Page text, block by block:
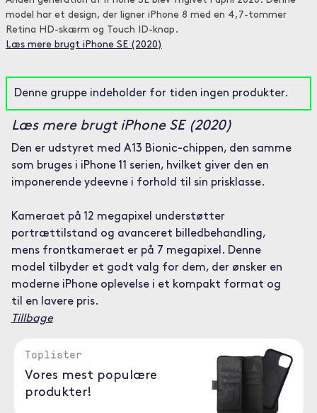
model har et design, der ligner iPhone 8 med en 4,7-tommer
Retina HD-skærm og Touch ID-knap.
Læs mere brugt iPhone SE (2020)
Denne gruppe indeholder for tiden ingen produkter.
Læs mere brugt iPhone SE (2020)
Den er udstyret med A13 Bionic-chippen, den samme
som bruges i iPhone 11 serien, hvilket giver den en
imponerende ydeevne i forhold til sin prisklasse.
Kameraet på 12 megapixel understøtter
portrættilstand og avanceret billedbehandling,
mens frontkameraet er på 7 megapixel. Denne
model tilbyder et godt valg for dem, der ønsker en
moderne iPhone oplevelse i et kompakt format og
til en lavere pris.
Tillbage
Toplister
Vores mest populære
produkter!